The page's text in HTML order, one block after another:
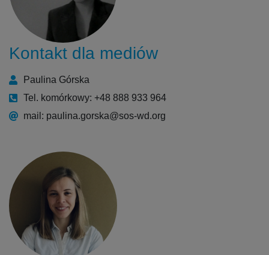
Kontakt dla mediów
Paulina Górska
Tel. komórkowy: +48 888 933 964
mail: paulina.gorska@sos-wd.org